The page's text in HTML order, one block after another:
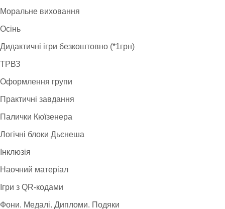
Моральне виховання
Осінь
Дидактичні ігри безкоштовно (*1грн)
ТРВЗ
Оформлення групи
Практичні завдання
Палички Кюїзенера
Логічні блоки Дьєнеша
Інклюзія
Наочний матеріал
Ігри з QR-кодами
Фони. Медалі. Дипломи. Подяки